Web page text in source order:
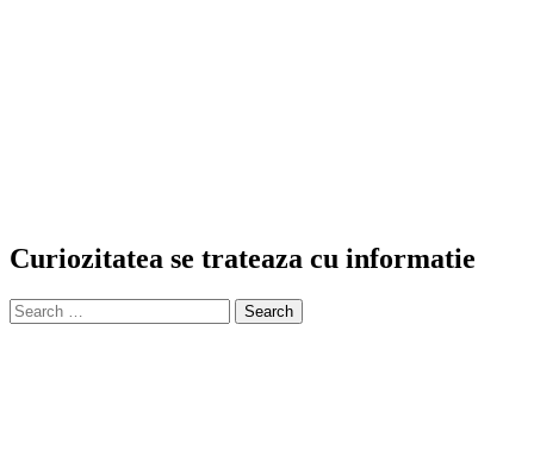
Curiozitatea se trateaza cu informatie
Search
for: